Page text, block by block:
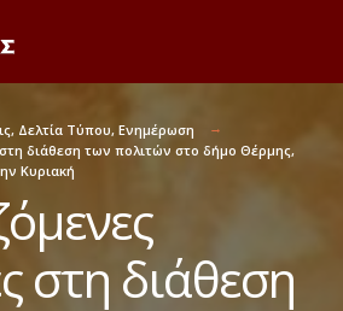
, Δελτία Τύπου, Ενημέρωση
στη διάθεση των πολιτών στο δήμο Θέρμης,
Κυριακή
στη διάθεση